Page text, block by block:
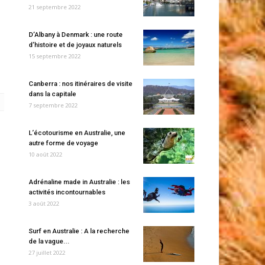
21 septembre 2022
D’Albany à Denmark : une route
d’histoire et de joyaux naturels
15 septembre 2022
Canberra : nos itinéraires de visite
dans la capitale
7 septembre 2022
L’écotourisme en Australie, une
autre forme de voyage
10 août 2022
Adrénaline made in Australie : les
activités incontournables
3 août 2022
Surf en Australie : A la recherche
de la vague...
27 juillet 2022